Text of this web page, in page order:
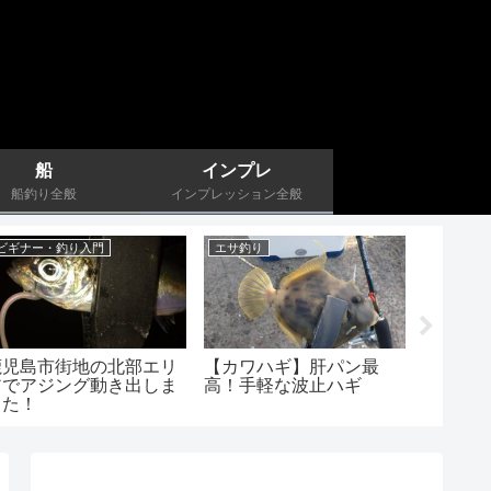
船
船釣り全般
インプレ
インプレッション全般
ギナー・釣り入門
島市街地の北部エリ
アジング動き出しま
！
エサ釣り
【カワハギ】肝パン最
高！手軽な波止ハギ